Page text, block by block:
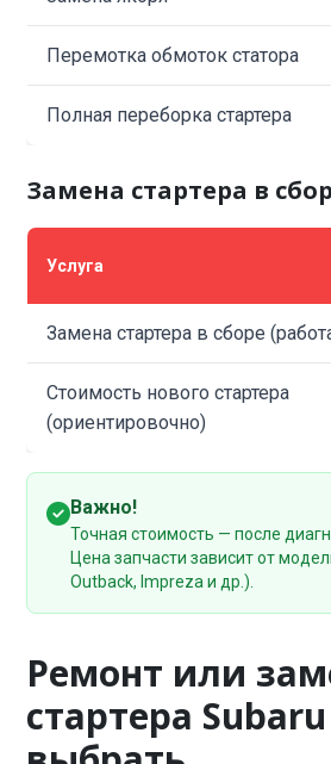
Перемотка обмоток статора
Полная переборка стартера
Замена стартера в
Услуга
Замена стартера в сборе
Стоимость нового стартера
(ориентировочно)
Важно!
Точная стоимость — после
Цена запчасти зависит от
Outback, Impreza и др.).
Ремонт или
стартера